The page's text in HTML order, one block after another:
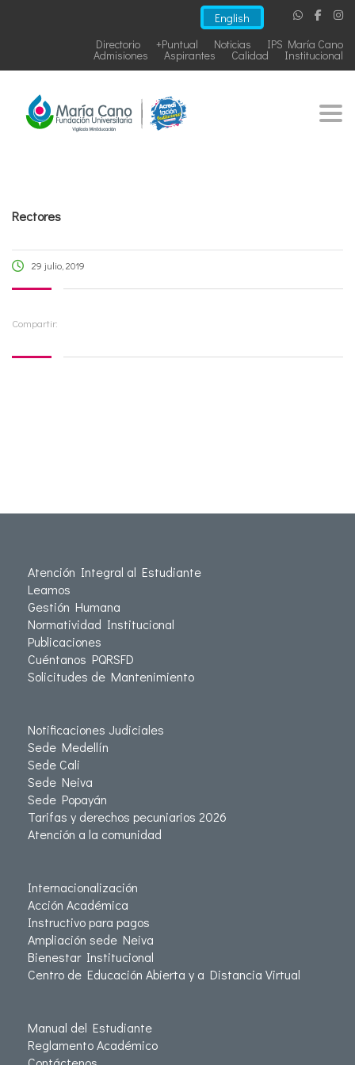
English
IPS María Cano
Noticias
+Puntual
Directorio
Institucional
Calidad
Aspirantes
Admisiones
Rectores
29 julio, 2019
Compartir:
Atención Integral al Estudiante
Leamos
Gestión Humana
Normatividad Institucional
Publicaciones
Cuéntanos PQRSFD
Solicitudes de Mantenimiento
Notificaciones Judiciales
Sede Medellín
Sede Cali
Sede Neiva
Sede Popayán
Tarifas y derechos pecuniarios 2026
Atención a la comunidad
Internacionalización
Acción Académica
Instructivo para pagos
Ampliación sede Neiva
Bienestar Institucional
Centro de Educación Abierta y a Distancia Virtual
Manual del Estudiante
Reglamento Académico